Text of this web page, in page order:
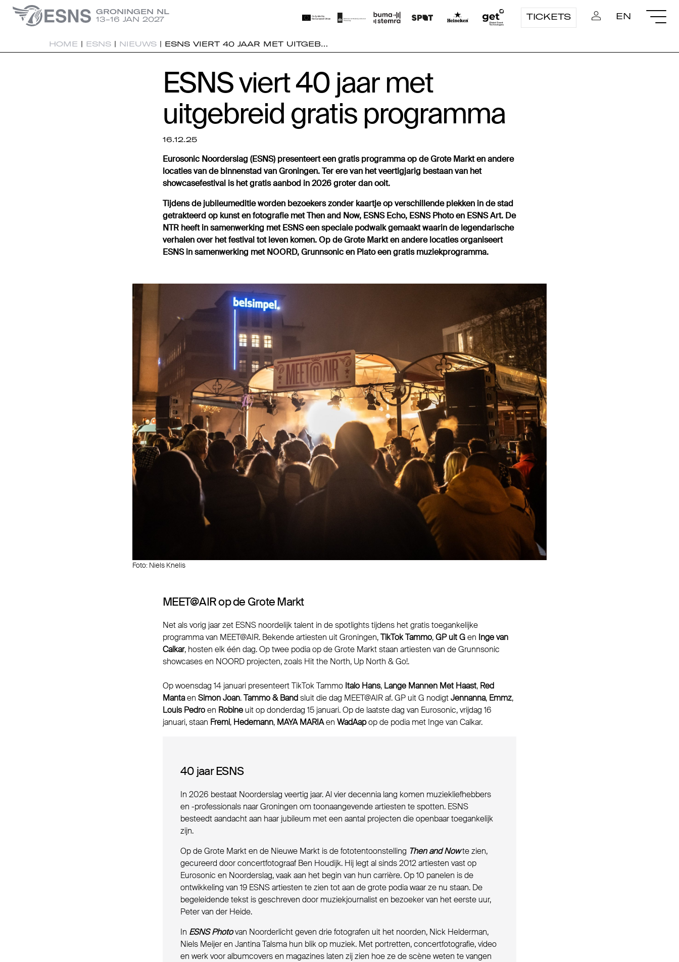
GRONINGEN NL
13-16 JAN 2027
TICKETS EN
HOME | ESNS | NIEUWS | ESNS VIERT 40 JAAR MET UITGEB…
ESNS viert 40 jaar met
uitgebreid gratis programma
16.12.25
Eurosonic Noorderslag (ESNS) presenteert een gratis programma op de Grote Markt en andere
locaties van de binnenstad van Groningen. Ter ere van het veertigjarig bestaan van het
showcasefestival is het gratis aanbod in 2026 groter dan ooit.
Tijdens de jubileumeditie worden bezoekers zonder kaartje op verschillende plekken in de stad
getrakteerd op kunst en fotografie met Then and Now, ESNS Echo, ESNS Photo en ESNS Art. De
NTR heeft in samenwerking met ESNS een speciale podwalk gemaakt waarin de legendarische
verhalen over het festival tot leven komen. Op de Grote Markt en andere locaties organiseert
ESNS in samenwerking met NOORD, Grunnsonic en Plato een gratis muziekprogramma.
Foto: Niels Knelis
MEET@AIR op de Grote Markt
Net als vorig jaar zet ESNS noordelijk talent in de spotlights tijdens het gratis toegankelijke
programma van MEET@AIR. Bekende artiesten uit Groningen,TikTok Tammo,GP uit Gen Inge van
Calkar, hosten elk één dag. Op twee podia op de Grote Markt staan artiesten van de Grunnsonic
showcases en NOORD projecten, zoals Hit the North, Up North & Go!.
Op woensdag 14 januari presenteert TikTok Tammo Italo Hans, Lange Mannen Met Haast, Red
Mantaen Simon Joan.Tammo & Bandsluit die dag MEET@AIR af. GP uit G nodigtJennanna, Emmz,
Louis Pedroen Robine uit op donderdag 15 januari. Op de laatste dag van Eurosonic, vrijdag 16
januari, staan Fremi, Hedemann, MAYA MARIAen WadAapop de podia met Inge van Calkar.
40 jaar ESNS
In 2026 bestaat Noorderslag veertig jaar. Al vier decennia lang komen muziekliefhebbers
en -professionals naar Groningen om toonaangevende artiesten te spotten. ESNS
besteedt aandacht aan haar jubileum met een aantal projecten die openbaar toegankelijk
zijn.
Op de Grote Markt en de Nieuwe Markt is de fototentoonstelling Then and Nowte zien,
gecureerd door concertfotograaf Ben Houdijk. Hij legt al sinds 2012 artiesten vast op
Eurosonic en Noorderslag, vaak aan het begin van hun carrière. Op 10 panelen is de
ontwikkeling van 19 ESNS artiesten te zien tot aan de grote podia waar ze nu staan. De
begeleidende tekst is geschreven door muziekjournalist en bezoeker van het eerste uur,
Peter van der Heide.
In ESNS Photovan Noorderlicht geven drie fotografen uit het noorden, Nick Helderman,
Niels Meijer en Jantina Talsma hun blik op muziek. Met portretten, concertfotografie, video
en werk voor albumcovers en magazines laten zij zien hoe ze de scène weten te vangen